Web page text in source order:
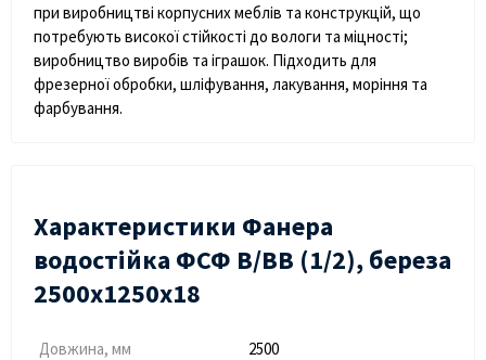
при виробництві корпусних меблів та конструкцій, що
потребують високої стійкості до вологи та міцності;
виробництво виробів та іграшок. Підходить для
фрезерної обробки, шліфування, лакування, моріння та
фарбування.
Характеристики Фанера
водостійка ФСФ В/ВВ (1/2), береза
2500х1250х18
Довжина, мм
2500